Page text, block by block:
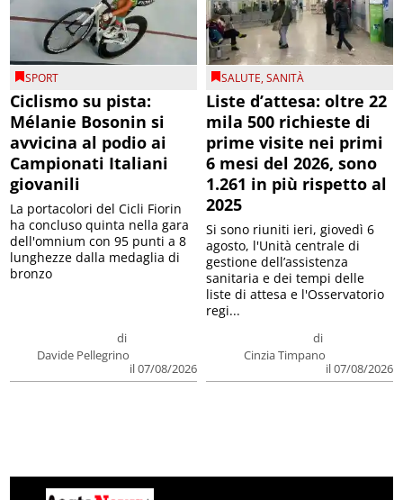
SPORT
Ciclismo su pista:
Mélanie Bosonin si
avvicina al podio ai
Campionati Italiani
giovanili
di
Davide Pellegrino
il 07/08/2026
La portacolori del Cicli Fiorin
ha concluso quinta nella gara
dell'omnium con 95 punti a 8
lunghezze dalla medaglia di
bronzo
SALUTE,SANITÀ
Liste d’attesa: oltre 22
mila 500 richieste di
prime visite nei primi
6 mesi del 2026, sono
1.261 in più rispetto al
2025
di
Cinzia Timpano
il 07/08/2026
Si sono riuniti ieri, giovedì 6
agosto, l'Unità centrale di
gestione dell’assistenza
sanitaria e dei tempi delle
liste di attesa e l'Osservatorio
regi...